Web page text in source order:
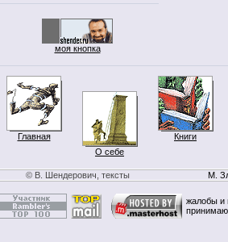
моя кнопка
Главная
О себе
Книги
© В. Шендерович, тексты М.
жалобы и